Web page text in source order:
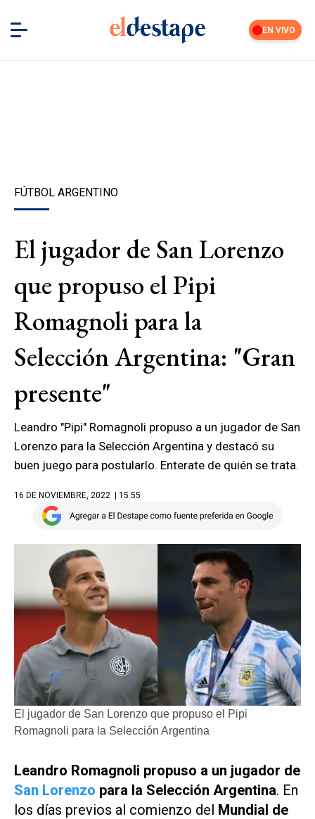
EN VIVO
FÚTBOL ARGENTINO
El jugador de San Lorenzo
que propuso el Pipi
Romagnoli para la
Selección Argentina: "Gran
presente"
Leandro "Pipi" Romagnoli propuso a un jugador de San
Lorenzo para la Selección Argentina y destacó su
buen juego para postularlo. Enterate de quién se trata.
16 DE NOVIEMBRE, 2022 | 15.55
El jugador de San Lorenzo que propuso el Pipi
Romagnoli para la Selección Argentina
Leandro Romagnoli propuso a un jugador de
San Lorenzo para la Selección Argentina. En
los días previos al comienzo del Mundial de